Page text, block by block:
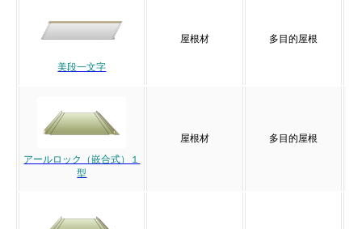
美段一文字
屋根材 多目的屋根
アールロック（嵌合式）１
型
屋根材 多目的屋根